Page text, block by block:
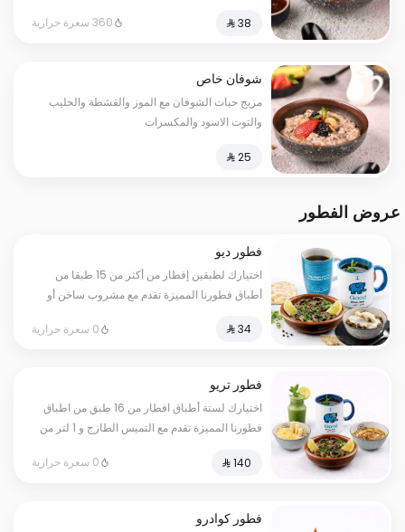
السعرات الحرارية: 360. قد يتم تطبيق مبلغ إضافي
360 سعرة حرارية
شوفان خاص
مزيج حبات الشوفان مع الموز والقشطة والحليب
والتوت الاسود والمكسرات
عروض الفطور
فطور ديو
اختيارك لطبقين إفطار من أكثر من 15 طبقا من
أطباق فطورنا المميزة تقدم مع مشروب ساخن أو
⁨⁦‪‬ 34⁩
0 سعرة حرارية
فطور تريو
اختيارك لستة أطباق افطار من 16 طبق من اطباق
فطورنا المميزة تقدم مع التميس الطازج و 1 لتر من
0 سعرة حرارية
فطور كوادرو